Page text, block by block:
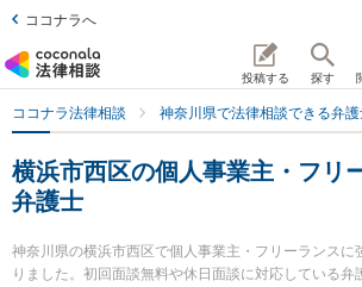
ココナラへ
投稿する 探す
ココナラ法律相談 神奈川県で法律相談できる弁護
横浜市西区の個人事業主・フリ
弁護士
神奈川県の横浜市西区で個人事業主・フリーランスに
りました。初回面談無料や休日面談に対応している弁